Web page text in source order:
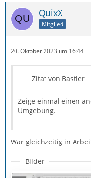
QuixX
Mitglied
20. Oktober 2023 um 16:44
Zitat von Bastler
Zeige einmal einen
Umgebung.
War gleichzeitig in
Bilder